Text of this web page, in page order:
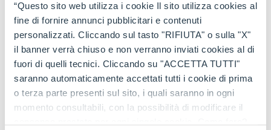
“Questo sito web utilizza i cookie Il sito utilizza cookies al
fine di fornire annunci pubblicitari e contenuti
personalizzati. Cliccando sul tasto "RIFIUTA" o sulla "X"
il banner verrà chiuso e non verranno inviati cookies al di
fuori di quelli tecnici. Cliccando su "ACCETTA TUTTI"
saranno automaticamente accettati tutti i cookie di prima
o terza parte presenti sul sito, i quali saranno in ogni
momento consultabili, con la possibilità di modificare il